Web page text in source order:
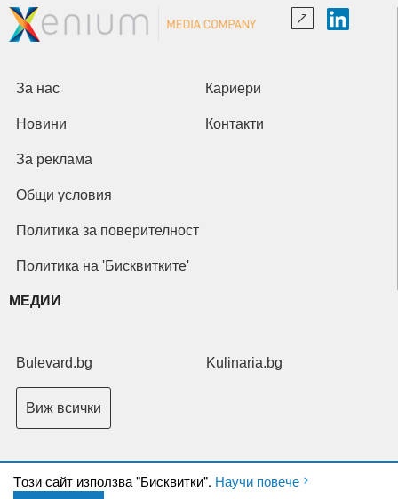
Tози сайт използва "Бисквитки". Научи повече
За нас Кариери
Новини Контакти
За реклама
Общи условия
Политика за поверителност
Политика на 'Бисквитките'
МЕДИИ
Bulevard.bg Kulinaria.bg
Виж всички